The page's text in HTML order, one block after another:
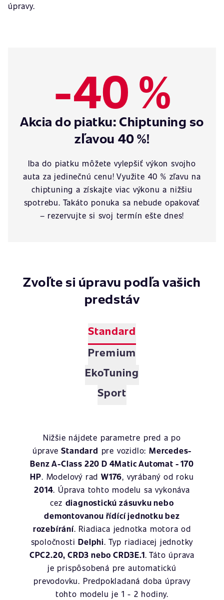
úpravy.
-40 %
Akcia do piatku: Chiptuning so
zľavou 40 %!
Iba do piatku môžete vylepšiť výkon svojho
auta za jedinečnú cenu! Využite 40 % zľavu na
chiptuning a získajte viac výkonu a nižšiu
spotrebu. Takáto ponuka sa nebude opakovať
– rezervujte si svoj termín ešte dnes!
Zvoľte si úpravu podľa vašich
predstáv
Standard
Premium
EkoTuning
Sport
Nižšie nájdete parametre pred a po
úpraveStandard pre vozidlo: Mercedes-
Benz A-Class 220 D 4Matic Automat - 170
HP. Modelový rad W176, vyrábaný od roku
2014. Úprava tohto modelu sa vykonáva
cez diagnostickú zásuvku nebo
demontovanou řídící jednotku bez
rozebírání. Riadiaca jednotka motora od
spoločnostiDelphi. Typ riadiacej jednotky
CPC2.20, CRD3 nebo CRD3E.1. Táto úprava
je prispôsobená pre automatickú
prevodovku. Predpokladaná doba úpravy
tohto modelu je 1 - 2 hodiny.